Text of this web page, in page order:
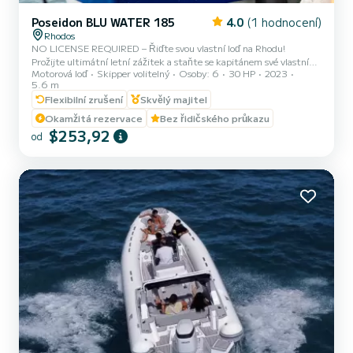
Poseidon BLU WATER 185 4.0 (1 hodnocení)
Rhodos
NO LICENSE REQUIRED – Řiďte svou vlastní loď na Rhodu! ️
Prožijte ultimátní letní zážitek a staňte se kapitánem své vlastní
plavby! S naší zbrusu novou lodí Poseidon Blu Water 185
nepotřebujete lodní průkaz ani žádné předchozí zkušenosti k tomu,
abyste mohli objevovat nejkrásnější místa na Rhodu. Předtím než
vyplujete z nového přístavu Rhodes New Marina, poskytne vám náš
profesionální tým úplné 15minutové bezpečnostní brífink a ukáže
vám přesně, jak ovládat loď s úplným pohodlím a bezpečností...
Motorová loď Skipper volitelný Osoby: 6 30 HP
2023
5.6 m
Flexibilní zrušení
Skvělý majitel
Okamžitá rezervace
Bez řidičského průkazu
od $253,92